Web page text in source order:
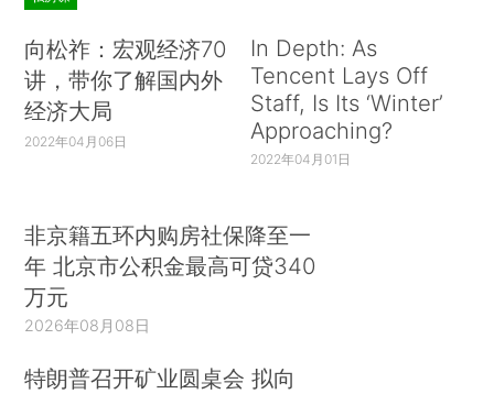
向松祚：宏观经济70
讲，带你了解国内外
经济大局
2022年04月06日
In Depth: As
Tencent Lays Off
Staff, Is Its ‘Winter’
Approaching?
2022年04月01日
非京籍五环内购房社保降至一
年 北京市公积金最高可贷340
万元
2026年08月08日
特朗普召开矿业圆桌会 拟向